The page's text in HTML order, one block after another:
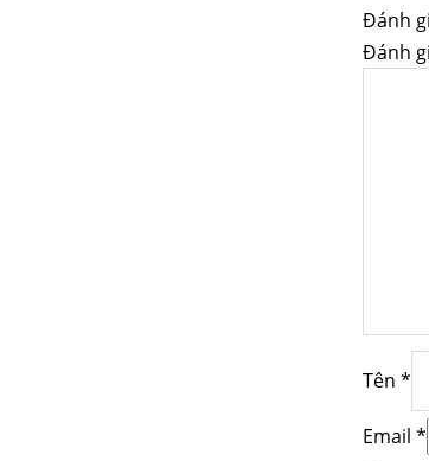
Đánh
Đánh
Tên *
Email *